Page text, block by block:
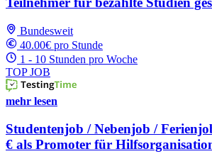
Bundesweit
40.00€ pro Stunde
1 - 10 Stunden pro Woche
TOP JOB
mehr lesen
Studentenjob / Nebenjob /
€ als Promoter für